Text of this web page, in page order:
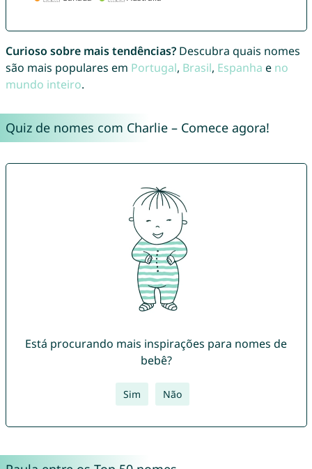
Curioso sobre mais tendências?Descubra quais nomes
são mais populares em Portugal, Brasil, Espanha e no
mundo inteiro.
Quiz de nomes com Charlie – Comece agora!
Está procurando mais inspirações para nomes de
bebê?
Sim Não